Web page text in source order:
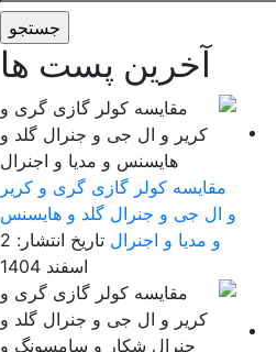
آخرین پست ها
مقایسه کولر گازی گری و کریر
و ال جی و جنرال گلد و هایسنس
و مدیا و اجنرال
تاریخ انتشار: 2
اسفند 1404